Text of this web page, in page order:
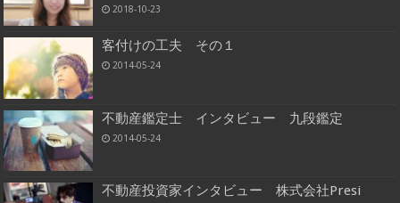
2018-10-23
客付けの工夫 その１
2014-05-24
不動産鑑定士 インタビュー 九段鑑定
2014-05-24
不動産投資家インタビュー 株式会社Presi